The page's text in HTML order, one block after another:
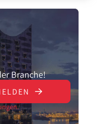
Branche!